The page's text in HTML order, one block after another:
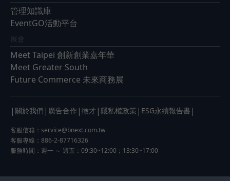
管理知識庫
EventGO活動平台
展會
Meet Taipei 創新創業嘉年華
Meet Greater South
Future Commerce 未來商務展
| 關於我們 | 廣告合作 | 徵才 | 隱私權政策 | ESG永續報告書 |
客服信箱： service@bnext.com.tw
客服專線：886-2-87716326
服務時間：週一 ～ 週五：09:30~12:00；13:30~17:00